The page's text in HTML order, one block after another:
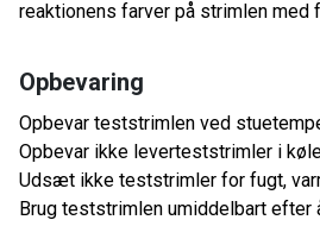
reaktionens farver på strimlen med
Opbevaring
Opbevar teststrimlen ved
Opbevar ikke leverteststrimler i
Udsæt ikke teststrimler for fugt,
Brug teststrimlen umiddelbart efter